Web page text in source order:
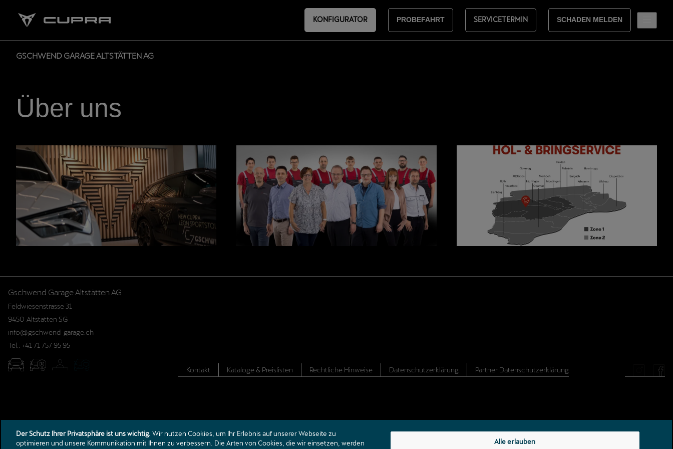
KONFIGURATOR PROBEFAHRT SERVICETERMIN SCHADEN MELDEN
GSCHWEND GARAGE ALTSTÄTTEN AG
Über uns
Feldwiesenstrasse 31
9450 Altstätten SG
info@gschwend-garage.ch
Tel.: +41 71 757 95 95
Kontakt Kataloge & Preislisten Rechtliche Hinweise Datenschutzerklärung Partner Datenschutzerklärung
Der Schutz Ihrer Privatsphäre ist uns wichtig. Wir nutzen Cookies, um Ihr Erlebnis auf unserer Webseite zu
optimieren und unsere Kommunikation mit Ihnen zu verbessern. Die Arten von Cookies, die wir einsetzen, werden
Alle erlauben